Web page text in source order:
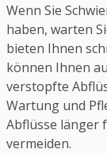
Wenn Sie
haben, warten
bieten Ihnen
können Ihnen
verstopfte
Wartung und
Abflüsse länger
vermeiden.